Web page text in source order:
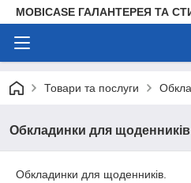
MOBICASE ГАЛАНТЕРЕЯ ТА
Товари та послуги
Обкладинки для щоденників
Обкладинки для щоденників.